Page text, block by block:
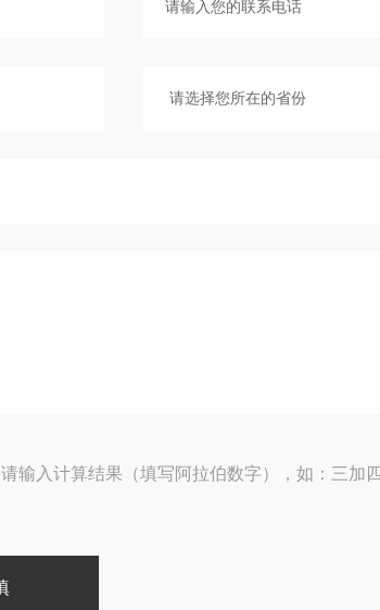
请输入计算结果（填写阿拉伯数字），如：三加